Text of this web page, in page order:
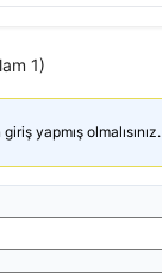
1)
yapmış olmalısınız.